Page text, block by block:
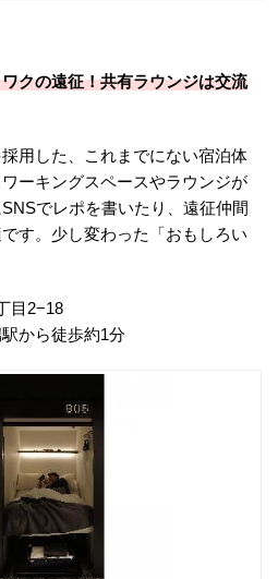
クの遠征！共有ラウンジは交流
用した、これまでにない宿泊体
ーキングスペースやラウンジが
でレポを書いたり、遠征仲間
す。少し変わった「おもしろい
目2−18
から徒歩約1分